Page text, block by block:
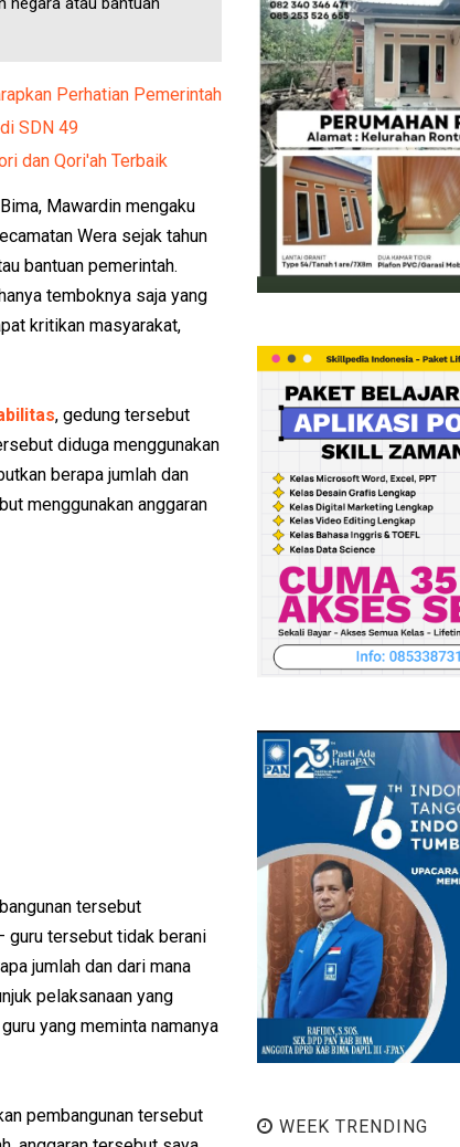
Perhatian Pemerintah
SDN 49
dan Qori'ah Terbaik
Mawardin mengaku
Wera sejak tahun
bantuan pemerintah.
temboknya saja yang
kritikan masyarakat,
, gedung tersebut
diduga menggunakan
berapa jumlah dan
menggunakan anggaran
tersebut
guru tersebut tidak berani
jumlah dan dari mana
pelaksanaan yang
yang meminta namanya
pembangunan tersebut
WEEK TRENDING